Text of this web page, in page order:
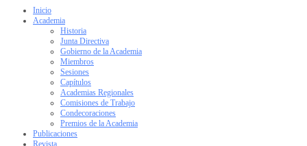
Inicio
Academia
Historia
Junta Directiva
Gobierno de la Academia
Miembros
Sesiones
Capítulos
Academias Regionales
Comisiones de Trabajo
Condecoraciones
Premios de la Academia
Publicaciones
Revista